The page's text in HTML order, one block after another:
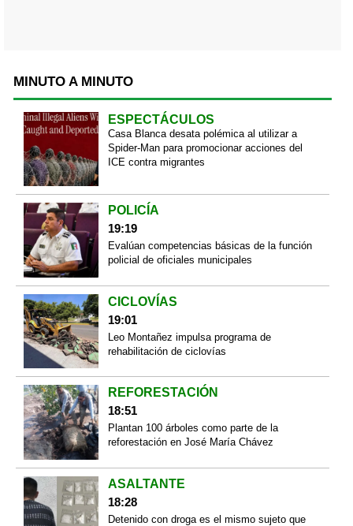
MINUTO A MINUTO
ESPECTÁCULOS
Casa Blanca desata polémica al utilizar a
Spider-Man para promocionar acciones del
ICE contra migrantes
POLICÍA
19:19
Evalúan competencias básicas de la función
policial de oficiales municipales
CICLOVÍAS
19:01
Leo Montañez impulsa programa de
rehabilitación de ciclovías
REFORESTACIÓN
18:51
Plantan 100 árboles como parte de la
reforestación en José María Chávez
ASALTANTE
18:28
Detenido con droga es el mismo sujeto que